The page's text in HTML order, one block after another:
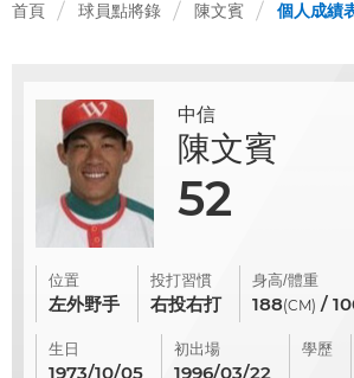
首頁 球員點將錄 陳文賓 個人成績
中信
陳文賓
52
位置
左外野手
投打習慣
右投右打
身高/體重
188(CM) /
生日
1973/10/05
初出場
1996/03/22
學歷